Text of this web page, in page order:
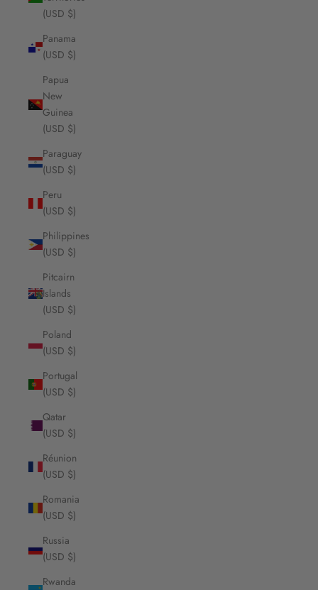
(USD $)
Panama
(USD $)
Papua
New
Guinea
(USD $)
Paraguay
(USD $)
Peru
(USD $)
Philippines
(USD $)
Pitcairn
Islands
(USD $)
Poland
(USD $)
Portugal
(USD $)
Qatar
(USD $)
Réunion
(USD $)
Romania
(USD $)
Russia
(USD $)
Rwanda